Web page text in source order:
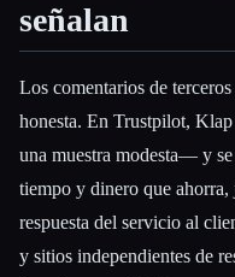
señalan
Los comentarios de
honesta. En Trustpilot,
una muestra modesta— y
tiempo y dinero que
respuesta del servicio al
y sitios independientes de